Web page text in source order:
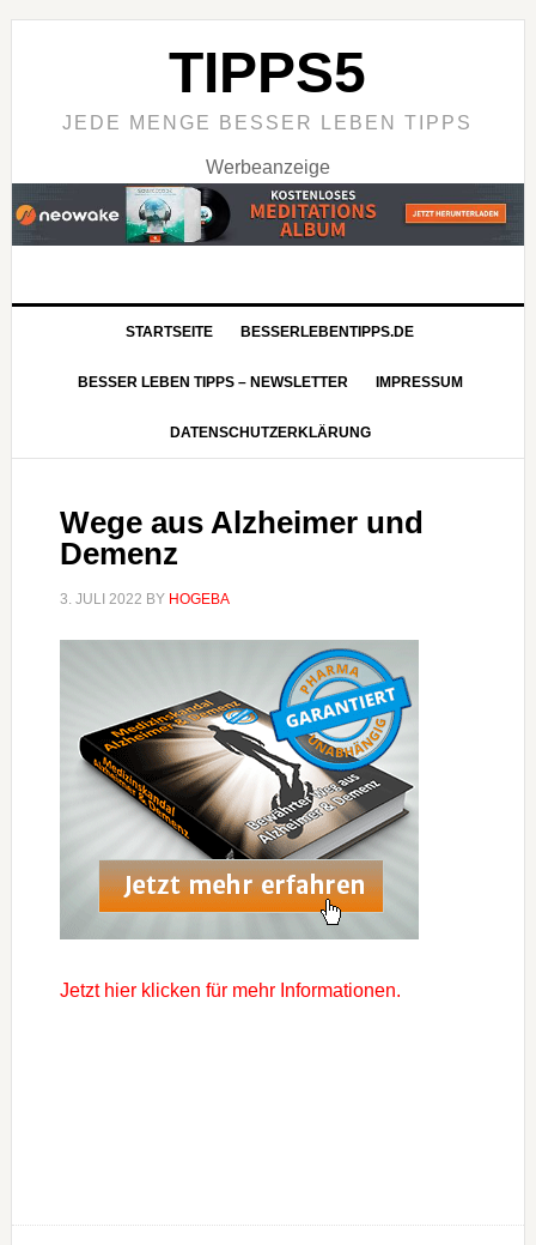
TIPPS5
JEDE MENGE BESSER LEBEN TIPPS
Werbeanzeige
STARTSEITE BESSERLEBENTIPPS.DE
BESSER LEBEN TIPPS – NEWSLETTER IMPRESSUM
DATENSCHUTZERKLÄRUNG
Wege aus Alzheimer und
Demenz
3. JULI 2022 BY HOGEBA
Jetzt hier klicken für mehr Informationen.